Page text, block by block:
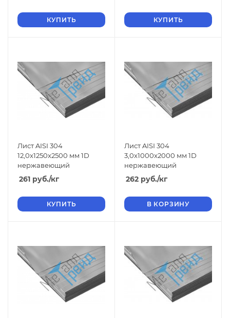
КУПИТЬ КУПИТЬ
Лист AISI 304
12,0x1250x2500 мм 1D
нержавеющий
261 руб./кг
КУПИТЬ
Лист AISI 304
3,0x1000x2000 мм 1D
нержавеющий
262 руб./кг
В КОРЗИНУ